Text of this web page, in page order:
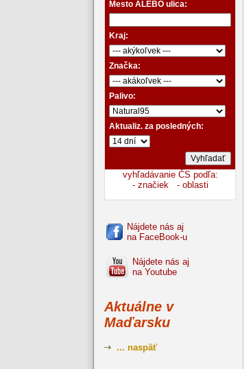
Mesto ALEBO ulica:
Kraj:
Značka:
Palivo:
Aktualiz. za posledných:
vyhľadávanie ČS podľa:
- značiek
- oblasti
Nájdete nás aj
na FaceBook-u
Nájdete nás aj
na Youtube
Aktuálne v
Maďarsku
... naspäť